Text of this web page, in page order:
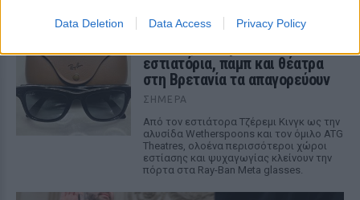
Data Deletion Data Access Privacy Policy
την πρόταση της Ρεάλ
εστιατόρια, παμπ και θέατρα
στη Βρετανία τα απαγορεύουν
ΣΉΜΕΡΑ
Από τον εστιάτορα Τζέρεμι Κινγκ ως την
αλυσίδα Wetherspoons και τον όμιλο ATG
Theatres, ολοένα περισσότεροι χώροι
εστίασης και ψυχαγωγίας κλείνουν την
πόρτα στα Ray-Ban Meta glasses.